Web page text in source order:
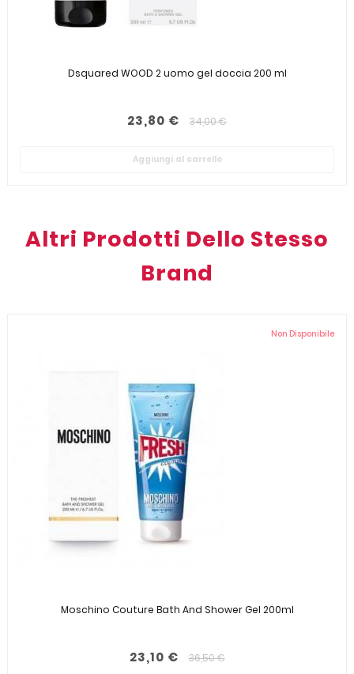
Dsquared WOOD 2 uomo gel doccia 200 ml
23,80 € 34,00 €
Aggiungi al carrello
Altri Prodotti Dello Stesso
Brand
Non Disponibile
Moschino Couture Bath And Shower Gel 200ml
23,10 € 36,50 €